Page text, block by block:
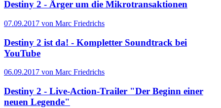
Destiny 2 - Ärger um die Mikrotransaktionen
07.09.2017 von Marc Friedrichs
Destiny 2 ist da! - Kompletter Soundtrack bei
YouTube
06.09.2017 von Marc Friedrichs
Destiny 2 - Live-Action-Trailer "Der Beginn einer
neuen Legende"